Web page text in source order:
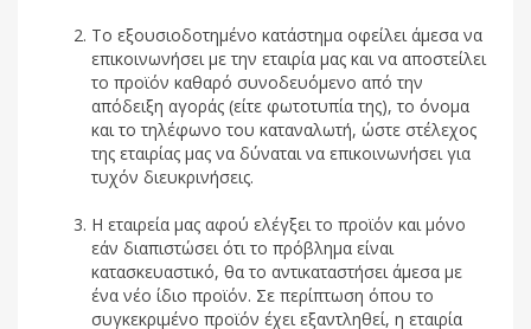
Το εξουσιοδοτημένο κατάστημα οφείλει άμεσα να
επικοινωνήσει με την εταιρία μας και να αποστείλει
το προϊόν καθαρό συνοδευόμενο από την
απόδειξη αγοράς (είτε φωτοτυπία της), το όνομα
και το τηλέφωνο του καταναλωτή, ώστε στέλεχος
της εταιρίας μας να δύναται να επικοινωνήσει για
τυχόν διευκρινήσεις.
Η εταιρεία μας αφού ελέγξει το προϊόν και μόνο
εάν διαπιστώσει ότι το πρόβλημα είναι
κατασκευαστικό, θα το αντικαταστήσει άμεσα με
ένα νέο ίδιο προϊόν. Σε περίπτωση όπου το
συγκεκριμένο προϊόν έχει εξαντληθεί, η εταιρία